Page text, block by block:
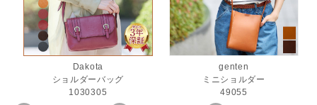
Dakota
ショルダーバッグ
1030305
genten
ミニショルダー
49055